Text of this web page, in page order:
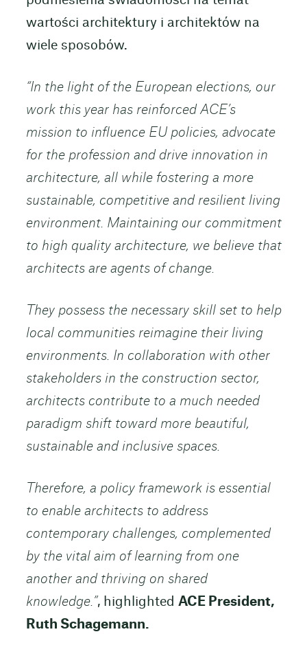
wartości architektury i architektów na
wiele sposobów.
“In the light of the European elections, our
work this year has reinforced ACE’s
mission to influence EU policies, advocate
for the profession and drive innovation in
architecture, all while fostering a more
sustainable, competitive and resilient living
environment. Maintaining our commitment
to high quality architecture, we believe that
architects are agents of change.
They possess the necessary skill set to help
local communities reimagine their living
environments. In collaboration with other
stakeholders in the construction sector,
architects contribute to a much needed
paradigm shift toward more beautiful,
sustainable and inclusive spaces.
Therefore, a policy framework is essential
to enable architects to address
contemporary challenges, complemented
by the vital aim of learning from one
another and thriving on shared
knowledge.”, highlighted ACE President,
Ruth Schagemann.